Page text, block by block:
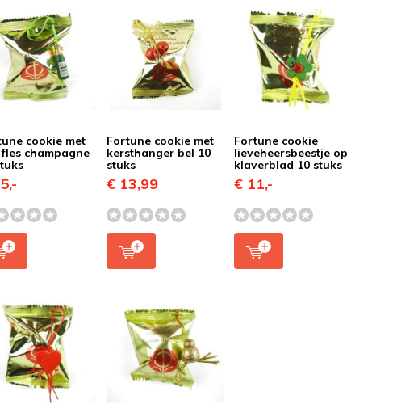
cookie met
fles champagne
Fortune cookie met
kersthanger bel 10
stuks
€ 13,99
Fortune cookie
lieveheersbeestje op
klaverblad 10 stuks
€ 11,-